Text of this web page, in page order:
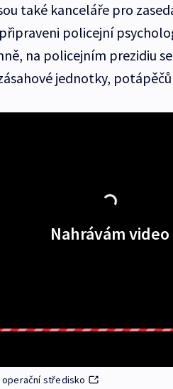
také kanceláře pro
policejní
na policejním prezidiu
jednotky,
Nahrávám video
operační středisko